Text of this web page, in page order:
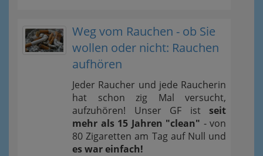
Weg vom Rauchen - ob Sie
wollen oder nicht: Rauchen
aufhören
Jeder Raucher und jede Raucherin
hat schon zig Mal versucht,
aufzuhören! Unser GF ist seit
mehr als 15 Jahren "clean" - von
80 Zigaretten am Tag auf Null und
es war einfach!